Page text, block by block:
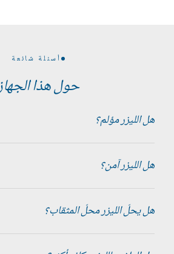
أسئلة شائعة
حول هذا الجهاز
هل الليزر مؤلم؟
هل الليزر آمن؟
هل يحلّ الليزر محلّ المثقاب؟